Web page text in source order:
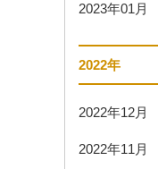
2023年01月
2022年
2022年12月
2022年11月